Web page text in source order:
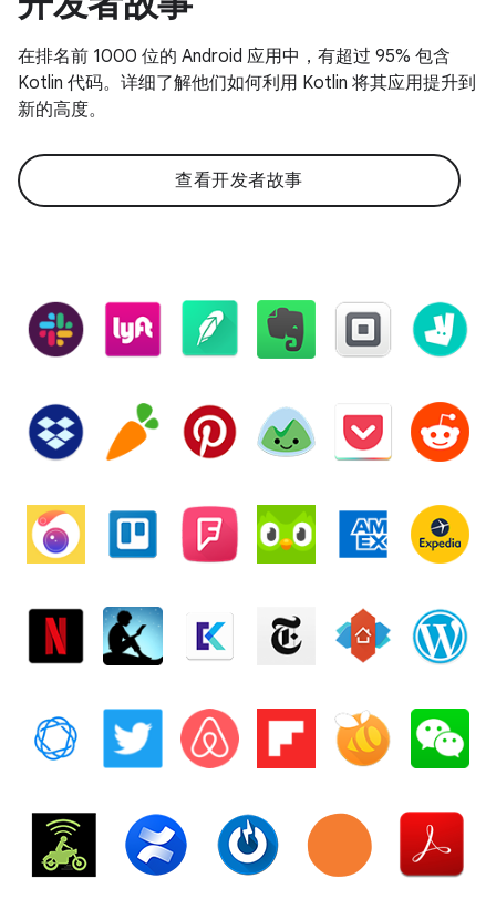
在排名前 1000 位的 Android 应用中，有超过 95% 包含
Kotlin 代码。详细了解他们如何利用 Kotlin 将其应用提升到
新的高度。
查看开发者故事